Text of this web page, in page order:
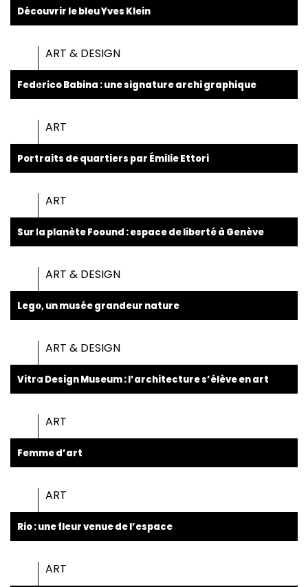
Découvrir le bleu Yves Klein
ART & DESIGN
Federico Babina : une signature archi graphique
ART
Portraits de quartiers par Émilie Ettori
ART
Sur la planète Foound : espace de liberté à Genève
ART & DESIGN
Lego, un musée grandeur nature
ART & DESIGN
Vitra Design Museum : l’architecture s’élève en art
ART
Femme d’art
ART
Rio : une fleur venue de l’espace
ART